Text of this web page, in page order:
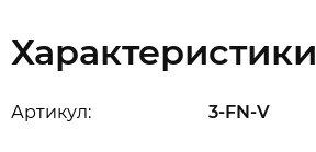
Характеристики
Артикул: 3-FN-V